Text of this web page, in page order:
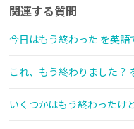
関連する質問
今日はもう終わった を英語
これ、もう終わりました？
いくつかはもう終わったけ